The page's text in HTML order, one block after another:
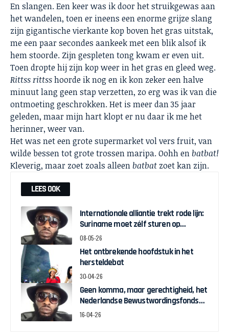
En slangen. Een keer was ik door het struikgewas aan
het wandelen, toen er ineens een enorme grijze slang
zijn gigantische vierkante kop boven het gras uitstak,
me een paar secondes aankeek met een blik alsof ik
hem stoorde. Zijn gespleten tong kwam er even uit.
Toen dropte hij zijn kop weer in het gras en gleed weg.
Rittss rittsshoorde ik nog en ik kon zeker een halve
minuut lang geen stap verzetten, zo erg was ik van die
ontmoeting geschrokken. Het is meer dan 35 jaar
geleden, maar mijn hart klopt er nu daar ik me het
herinner, weer van.
Het was net een grote supermarket vol vers fruit, van
wilde bessen tot grote trossen maripa. Oohh enbatbat!
Kleverig, maar zoet zoals alleenbatbat zoet kan zijn.
LEES OOK
Internationale alliantie trekt rode lijn:
Suriname moet zélf sturen op
herstelgelden
08-05-26
Het ontbrekende hoofdstuk in het
hersteldebat
30-04-26
Geen komma, maar gerechtigheid, het
Nederlandse Bewustwordingsfonds
en de strijd om zeggenschap
16-04-26